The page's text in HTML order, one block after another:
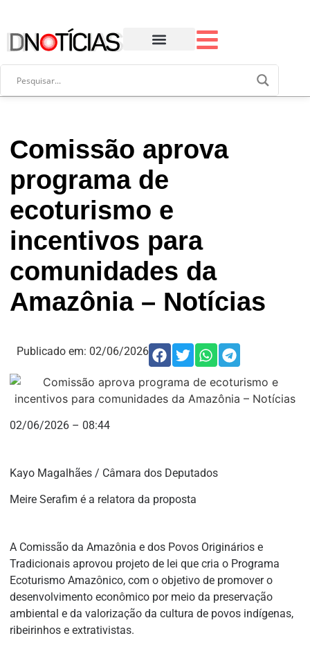
Comissão aprova
programa de
ecoturismo e
incentivos para
comunidades da
Amazônia – Notícias
Publicado em: 02/06/2026
02/06/2026 – 08:44
Kayo Magalhães / Câmara dos Deputados
Meire Serafim é a relatora da proposta
A Comissão da Amazônia e dos Povos Originários e
Tradicionais aprovou projeto de lei que cria o Programa
Ecoturismo Amazônico, com o objetivo de promover o
desenvolvimento econômico por meio da preservação
ambiental e da valorização da cultura de povos indígenas,
ribeirinhos e extrativistas.